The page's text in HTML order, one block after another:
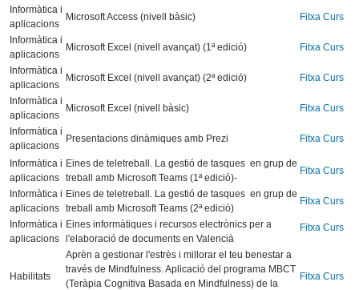
Informàtica i
aplicacions
Microsoft Access (nivell bàsic) Fitxa Curs
Informàtica i
aplicacions
Microsoft Excel (nivell avançat) (1ª edició) Fitxa Curs
Informàtica i
aplicacions
Microsoft Excel (nivell avançat) (2ª edició) Fitxa Curs
Informàtica i
aplicacions
Microsoft Excel (nivell bàsic) Fitxa Curs
Informàtica i
aplicacions
Presentacions dinàmiques amb Prezi Fitxa Curs
Informàtica i
aplicacions
Eines de teletreball. La gestió de tasques en grup de
treball amb Microsoft Teams (1ª edició)-
Fitxa Curs
Informàtica i
aplicacions
Eines de teletreball. La gestió de tasques en grup de
treball amb Microsoft Teams (2ª edició)
Fitxa Curs
Informàtica i
aplicacions
Eines informàtiques i recursos electrònics per a
l'elaboració de documents en Valencià
Fitxa Curs
Habilitats
Aprèn a gestionar l'estrès i millorar el teu benestar a
través de Mindfulness. Aplicació del programa MBCT
(Teràpia Cognitiva Basada en Mindfulness) de la
Fitxa Curs